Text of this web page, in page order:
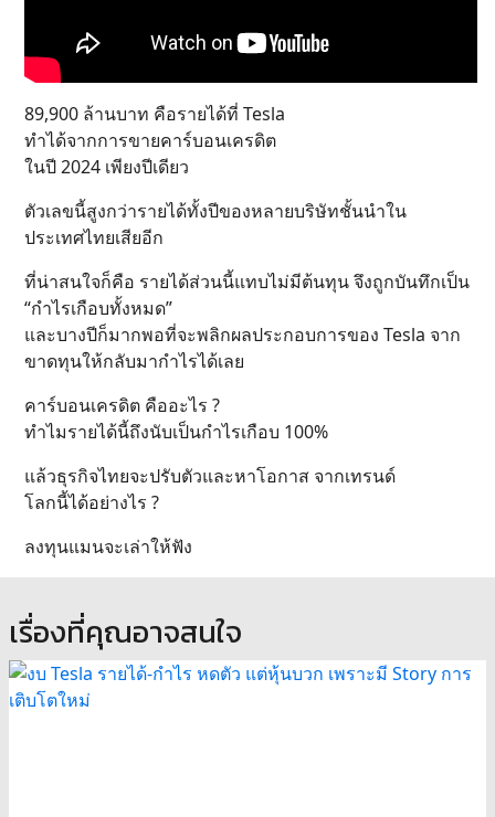
89,900 ล้านบาท คือรายได้ที่ Tesla
ทำได้จากการขายคาร์บอนเครดิต
ในปี 2024 เพียงปีเดียว
ตัวเลขนี้สูงกว่ารายได้ทั้งปีของหลายบริษัทชั้นนำใน
ประเทศไทยเสียอีก
ที่น่าสนใจก็คือ รายได้ส่วนนี้แทบไม่มีต้นทุน จึงถูกบันทึกเป็น
“กำไรเกือบทั้งหมด”
และบางปีก็มากพอที่จะพลิกผลประกอบการของ Tesla จาก
ขาดทุนให้กลับมากำไรได้เลย
คาร์บอนเครดิต คืออะไร ?
ทำไมรายได้นี้ถึงนับเป็นกำไรเกือบ 100%
แล้วธุรกิจไทยจะปรับตัวและหาโอกาส จากเทรนด์
โลกนี้ได้อย่างไร ?
ลงทุนแมนจะเล่าให้ฟัง
เรื่องที่คุณอาจสนใจ